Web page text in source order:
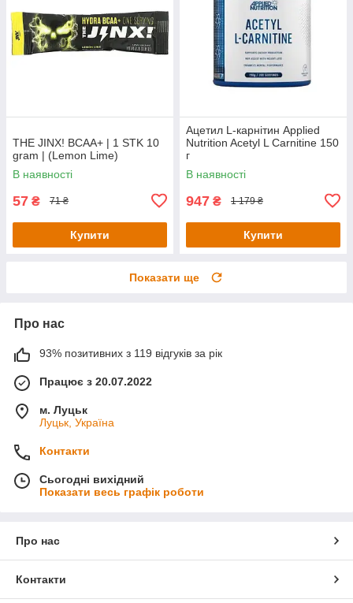
THE JINX! BCAA+ | 1 STK 10
gram | (Lemon Lime)
В наявності
57 ₴ 71 ₴
Купити
Ацетил L-карнітин Applied
Nutrition Acetyl L Carnitine 150
г
В наявності
947 ₴ 1 179 ₴
Купити
Показати ще
Про нас
93% позитивних з 119 відгуків за рік
Працює з 20.07.2022
м. Луцьк
Луцьк, Україна
Контакти
Сьогодні вихідний
Показати весь графік роботи
Про нас
Контакти